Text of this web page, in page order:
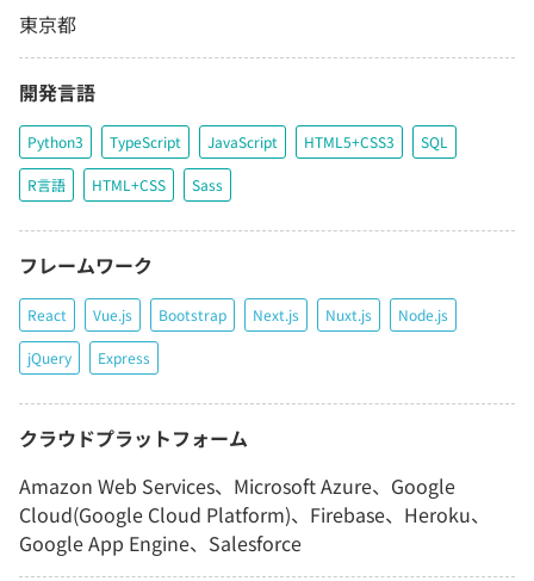
東京都
開発言語
Python3 TypeScript JavaScript HTML5+CSS3 SQL
R言語 HTML+CSS Sass
フレームワーク
React Vue.js Bootstrap Next.js Nuxt.js Node.js
jQuery Express
クラウドプラットフォーム
Amazon Web Services、Microsoft Azure、Google
Cloud(Google Cloud Platform)、Firebase、Heroku、
Google App Engine、Salesforce